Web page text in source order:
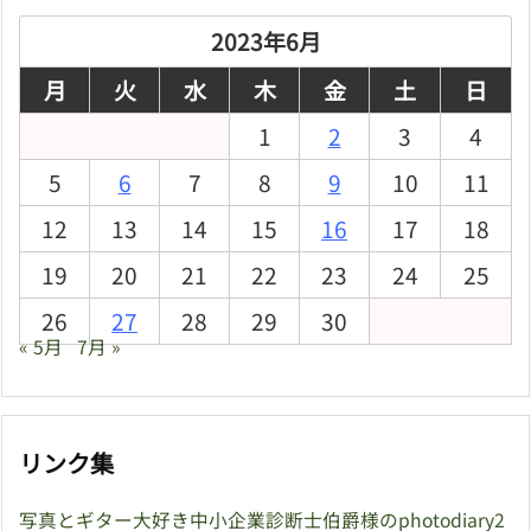
2023年6月
月
火 水 木 金 土
日
1
2 3
4
5
6 7 8 9 10
11
12
13 14 15 16 17
18
19
20 21 22 23 24
25
26
27 28 29 30
« 5月 7月 »
リンク集
写真とギター大好き中小企業診断士伯爵様のphotodiary2